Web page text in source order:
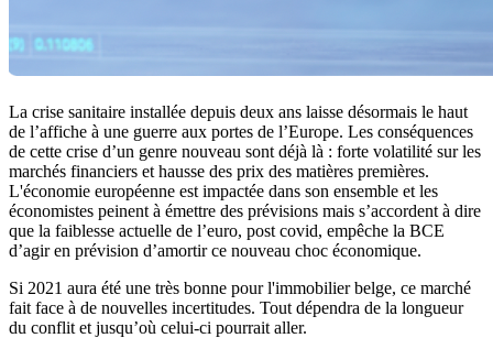
La crise sanitaire installée depuis deux ans laisse désormais le haut
de l’affiche à une guerre aux portes de l’Europe. Les conséquences
de cette crise d’un genre nouveau sont déjà là : forte volatilité sur les
marchés financiers et hausse des prix des matières premières.
L'économie européenne est impactée dans son ensemble et les
économistes peinent à émettre des prévisions mais s’accordent à dire
que la faiblesse actuelle de l’euro, post covid, empêche la BCE
d’agir en prévision d’amortir ce nouveau choc économique.
Si 2021 aura été une très bonne pour l'immobilier belge, ce marché
fait face à de nouvelles incertitudes. Tout dépendra de la longueur
du conflit et jusqu’où celui-ci pourrait aller.